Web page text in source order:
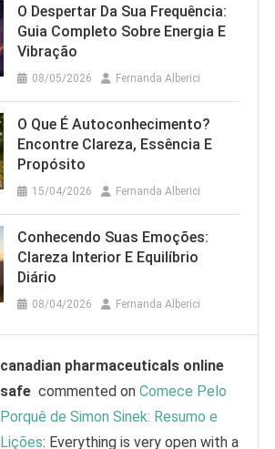
O Despertar Da Sua Frequência:
Guia Completo Sobre Energia E
Vibração
08/05/2026 Fernanda Alberici
O Que É Autoconhecimento?
Encontre Clareza, Essência E
Propósito
15/04/2026 Fernanda Alberici
Conhecendo Suas Emoções:
Clareza Interior E Equilíbrio
Diário
08/04/2026 Fernanda Alberici
canadian pharmaceuticals online
safe commented onComece Pelo
Porquê de Simon Sinek: Resumo e
Lições: Everything is very open with a